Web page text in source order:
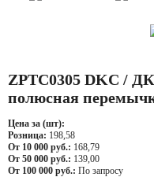
ZPTC0305 DKC /
полюсная
Цена за (шт):
Розница: 198,58
От 10 000 руб.: 168,79
От 50 000 руб.: 139,00
От 100 000 руб.: По запросу